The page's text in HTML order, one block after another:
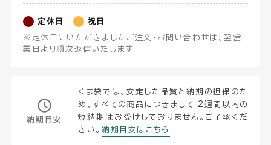
定休日 祝日
※定休日にいただきましたご注文・お問い合わせは、翌営
業日より順次返信いたします
納期目安
くま袋では、安定した品質と納期の担保のた
め、すべての商品につきまして 2週間以内の
短納期はお受けしておりません。ご了承くだ
さい。納期目安はこちら